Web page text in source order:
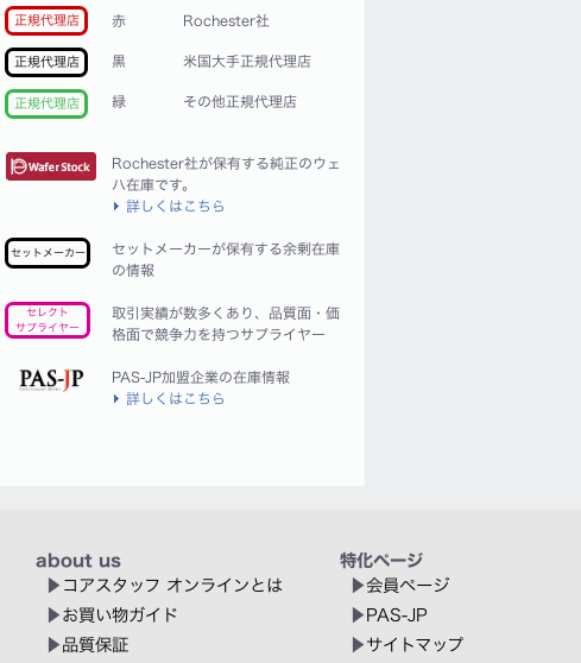
正規代理店
正規代理店
正規代理店
赤 Rochester社
黒 米国大手正規代理店
緑 その他正規代理店
Rochester社が保有する純正のウェ
ハ在庫です。
詳しくはこちら
セットメーカー
セットメーカーが保有する余剰在庫
の情報
セレクト
サプライヤー
取引実績が数多くあり、品質面・価
格面で競争力を持つサプライヤー
PAS-JP加盟企業の在庫情報
詳しくはこちら
about us
コアスタッフ オンラインとは
お買い物ガイド
品質保証
特化ページ
会員ページ
PAS-JP
サイトマップ